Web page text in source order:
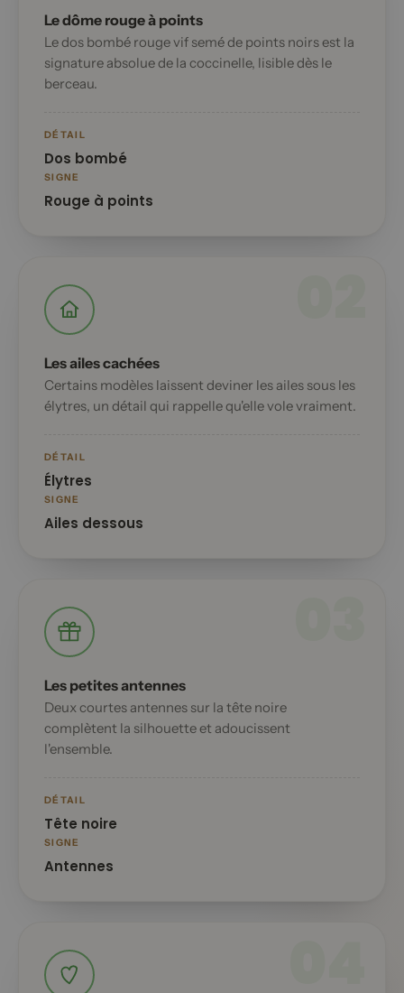
Le dôme rouge à points
Le dos bombé rouge vif semé de points noirs est la
signature absolue de la coccinelle, lisible dès le
berceau.
DÉTAIL
Dos bombé
SIGNE
Rouge à points
Les ailes cachées
Certains modèles laissent deviner les ailes sous les
élytres, un détail qui rappelle qu'elle vole vraiment.
DÉTAIL
Élytres
SIGNE
Ailes dessous
Les petites antennes
Deux courtes antennes sur la tête noire
complètent la silhouette et adoucissent
l'ensemble.
DÉTAIL
Tête noire
SIGNE
Antennes